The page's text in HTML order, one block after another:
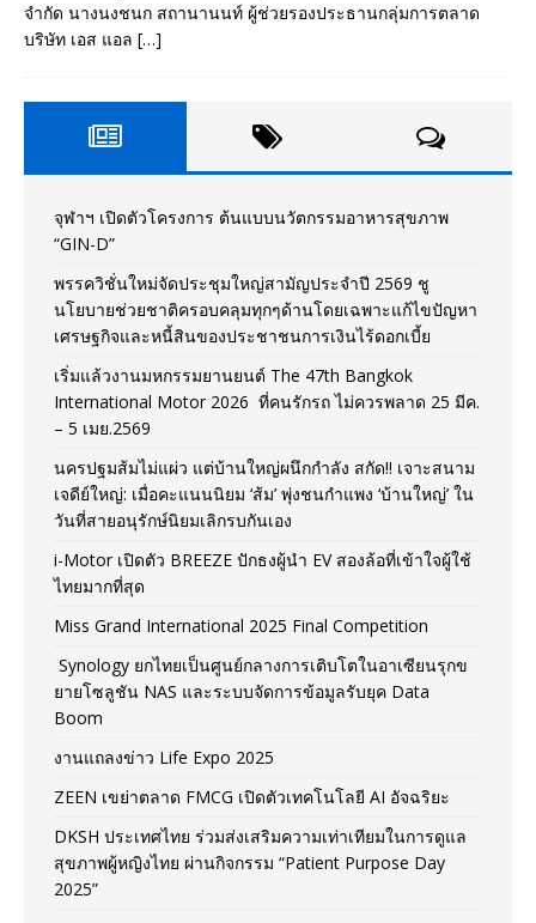
จำกัด นางนงชนก สถานานนท์ ผู้ช่วยรองประธานกลุ่มการตลาด
บริษัท เอส แอล […]
จุฬาฯ เปิดตัวโครงการ ต้นแบบนวัตกรรมอาหารสุขภาพ
“GIN-D”
พรรควิชั่นใหม่จัดประชุมใหญ่สามัญประจำปี 2569 ชู
นโยบายช่วยชาติครอบคลุมทุกๆด้านโดยเฉพาะแก้ไขปัญหา
เศรษฐกิจและหนี้สินของประชาชนการเงินไร้ดอกเบี้ย
เริ่มแล้วงานมหกรรมยานยนต์ The 47th Bangkok
International Motor 2026 ที่คนรักรถ ไม่ควรพลาด 25 มีค.
– 5 เมย.2569
นครปฐมส้มไม่แผ่ว แต่บ้านใหญ่ผนึกกำลัง สกัด!! เจาะสนาม
เจดีย์ใหญ่: เมื่อคะแนนนิยม ‘ส้ม’ พุ่งชนกำแพง ‘บ้านใหญ่’ ใน
วันที่สายอนุรักษ์นิยมเลิกรบกันเอง
i-Motor เปิดตัว BREEZE ปักธงผู้นำ EV สองล้อที่เข้าใจผู้ใช้
ไทยมากที่สุด
Miss Grand International 2025 Final Competition
Synology ยกไทยเป็นศูนย์กลางการเติบโตในอาเซียนรุกข
ยายโซลูชัน NAS และระบบจัดการข้อมูลรับยุค Data
Boom
งานแถลงข่าว Life Expo 2025
ZEEN เขย่าตลาด FMCG เปิดตัวเทคโนโลยี AI อัจฉริยะ
DKSH ประเทศไทย ร่วมส่งเสริมความเท่าเทียมในการดูแล
สุขภาพผู้หญิงไทย ผ่านกิจกรรม “Patient Purpose Day
2025”